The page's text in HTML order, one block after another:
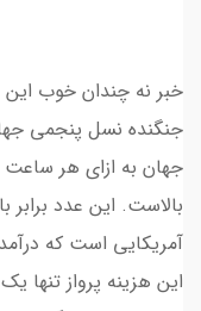
جنگنده نسل پنجمی